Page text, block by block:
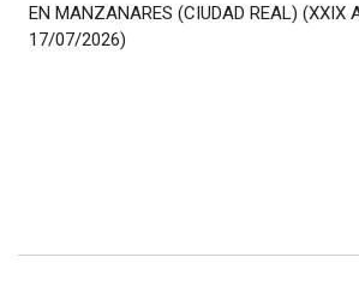
EN MANZANARES (CIUDAD REAL) (XXIX
17/07/2026)